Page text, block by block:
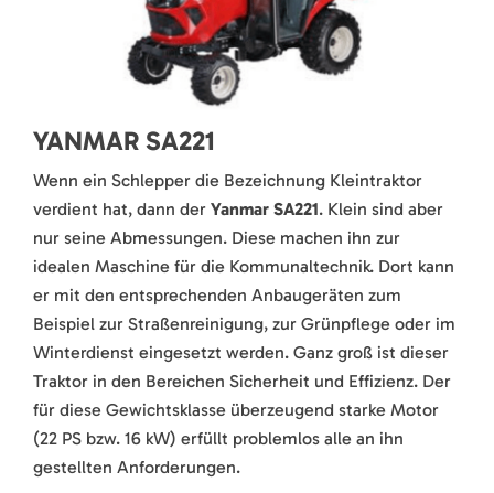
YANMAR SA221
Wenn ein Schlepper die Bezeichnung Kleintraktor
verdient hat, dann der Yanmar SA221. Klein sind aber
nur seine Abmessungen. Diese machen ihn zur
idealen Maschine für die Kommunaltechnik. Dort kann
er mit den entsprechenden Anbaugeräten zum
Beispiel zur Straßenreinigung, zur Grünpflege oder im
Winterdienst eingesetzt werden. Ganz groß ist dieser
Traktor in den Bereichen Sicherheit und Effizienz. Der
für diese Gewichtsklasse überzeugend starke Motor
(22 PS bzw. 16 kW) erfüllt problemlos alle an ihn
gestellten Anforderungen.